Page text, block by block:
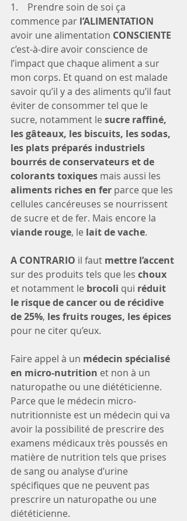
1.    Prendre soin de soi ça
commence par l’ALIMENTATION
avoir une alimentation CONSCIENTE
c’est-à-dire avoir conscience de
l’impact que chaque aliment a sur
mon corps. Et quand on est malade
savoir qu’il y a des aliments qu’il faut
éviter de consommer tel que le
sucre, notamment le sucre raffiné,
les gâteaux, les biscuits, les sodas,
les plats préparés industriels
bourrés de conservateurs et de
colorants toxiques mais aussi les
aliments riches en fer parce que les
cellules cancéreuses se nourrissent
de sucre et de fer. Mais encore la
viande rouge, le lait de vache.
A CONTRARIO il faut mettre l’accent
sur des produits tels que les choux
et notamment le brocoli qui réduit
le risque de cancer ou de récidive
de 25%, les fruits rouges, les épices
pour ne citer qu’eux.
Faire appel à un médecin spécialisé
en micro-nutrition et non à un
naturopathe ou une diététicienne.
Parce que le médecin micro-
nutritionniste est un médecin qui va
avoir la possibilité de prescrire des
examens médicaux très poussés en
matière de nutrition tels que prises
de sang ou analyse d’urine
spécifiques que ne peuvent pas
prescrire un naturopathe ou une
diététicienne.